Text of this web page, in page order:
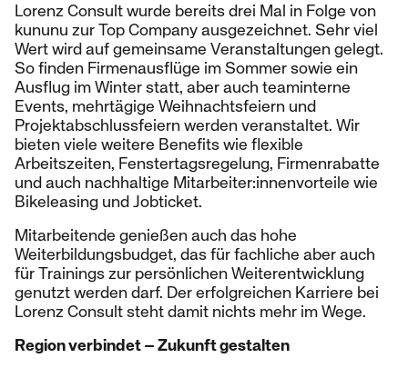
Lorenz Consult wurde bereits drei Mal in Folge von
kununu zur Top Company ausgezeichnet. Sehr viel
Wert wird auf gemeinsame Veranstaltungen gelegt.
So finden Firmenausflüge im Sommer sowie ein
Ausflug im Winter statt, aber auch teaminterne
Events, mehrtägige Weihnachtsfeiern und
Projektabschlussfeiern werden veranstaltet. Wir
bieten viele weitere Benefits wie flexible
Arbeitszeiten, Fenstertagsregelung, Firmenrabatte
und auch nachhaltige Mitarbeiter:innenvorteile wie
Bikeleasing und Jobticket.
Mitarbeitende genießen auch das hohe
Weiterbildungsbudget, das für fachliche aber auch
für Trainings zur persönlichen Weiterentwicklung
genutzt werden darf. Der erfolgreichen Karriere bei
Lorenz Consult steht damit nichts mehr im Wege.
Region verbindet – Zukunft gestalten